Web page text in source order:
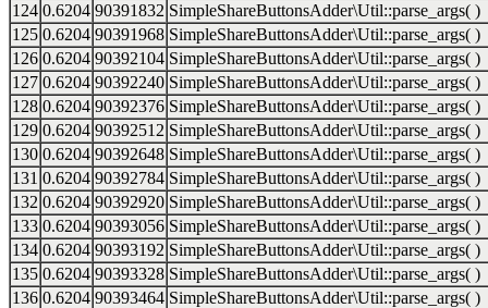
124 0.6204 90391832 SimpleShareButtonsAdder\Util::parse_args( )
125 0.6204 90391968 SimpleShareButtonsAdder\Util::parse_args( )
126 0.6204 90392104 SimpleShareButtonsAdder\Util::parse_args( )
127 0.6204 90392240 SimpleShareButtonsAdder\Util::parse_args( )
128 0.6204 90392376 SimpleShareButtonsAdder\Util::parse_args( )
129 0.6204 90392512 SimpleShareButtonsAdder\Util::parse_args( )
130 0.6204 90392648 SimpleShareButtonsAdder\Util::parse_args( )
131 0.6204 90392784 SimpleShareButtonsAdder\Util::parse_args( )
132 0.6204 90392920 SimpleShareButtonsAdder\Util::parse_args( )
133 0.6204 90393056 SimpleShareButtonsAdder\Util::parse_args( )
134 0.6204 90393192 SimpleShareButtonsAdder\Util::parse_args( )
135 0.6204 90393328 SimpleShareButtonsAdder\Util::parse_args( )
136 0.6204 90393464 SimpleShareButtonsAdder\Util::parse_args( )